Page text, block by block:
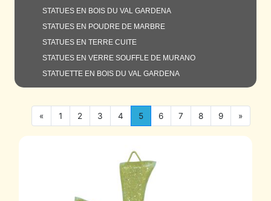
STATUES EN BOIS DU VAL GARDENA
STATUES EN POUDRE DE MARBRE
STATUES EN TERRE CUITE
STATUES EN VERRE SOUFFLE DE MURANO
STATUETTE EN BOIS DU VAL GARDENA
« 1 2 3 4 5 6 7 8 9 »